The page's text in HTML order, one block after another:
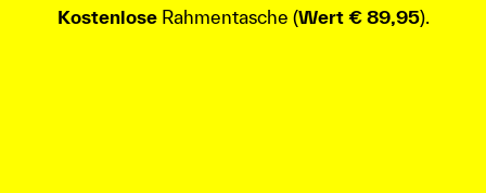
KostenloseRahmentasche (Wert € 89,95).